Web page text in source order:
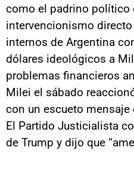
como el padrino político
intervencionismo
internos de Argentina
dólares ideológicos a
problemas financieros
Milei el sábado
con un escueto mensaje
El Partido Justicialista
de Trump y dijo que